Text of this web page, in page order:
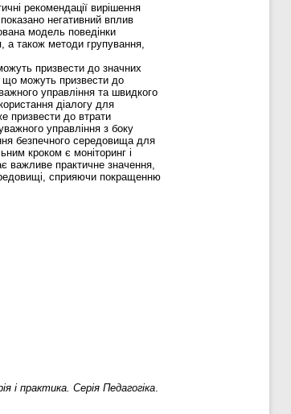
рекомендації вирішення
негативний вплив
модель поведінки
а також методи групування,
призвести до значних
що можуть призвести до
управління та швидкого
діалогу для
призвести до втрати
управління з боку
безпечного середовища для
кроком є моніторинг і
важливе практичне значення,
сприяючи покращенню
і практика. Серія Педагогіка